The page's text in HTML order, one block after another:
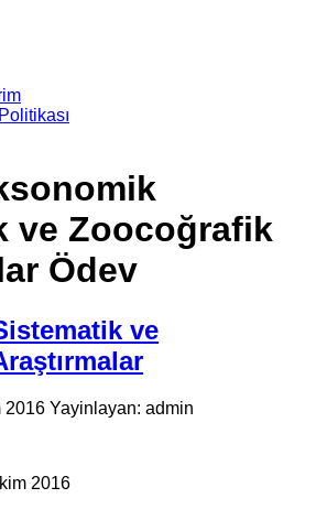
ve Zoocoğrafik
Ödev
ve
Yayinlayan: admin
2016